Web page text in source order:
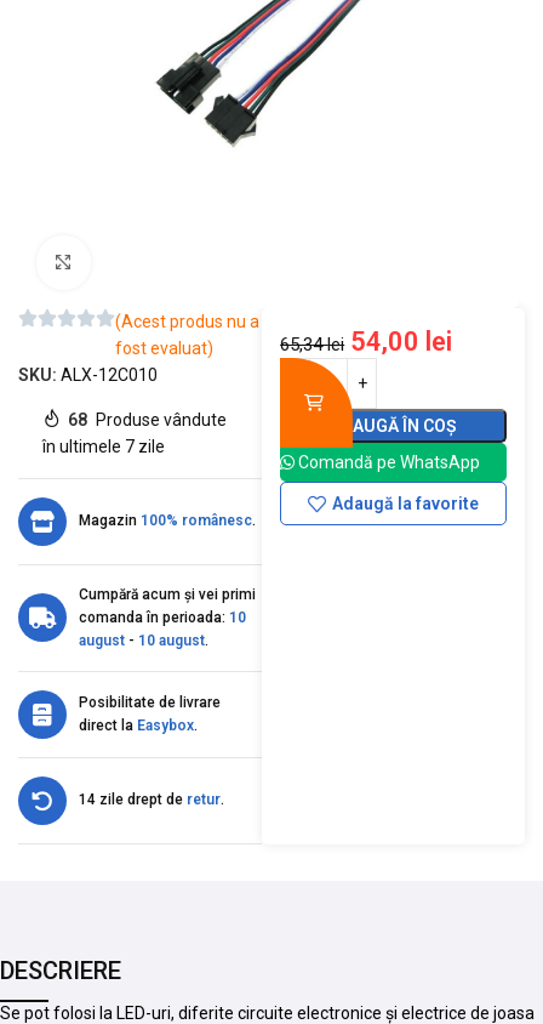
(Acest produs nu a
fost evaluat)
SKU: ALX-12C010
68 Produse vândute
în ultimele 7 zile
Magazin 100% românesc.
Cumpără acum și vei primi
comanda în perioada: 10
august - 10 august.
Posibilitate de livrare
direct la Easybox.
14 zile drept de retur.
65,34lei 54,00 lei
ADAUGĂ ÎN COȘ
Comandă pe WhatsApp
Adaugă la favorite
DESCRIERE
Se pot folosi la LED-uri, diferite circuite electronice și electrice de joasa